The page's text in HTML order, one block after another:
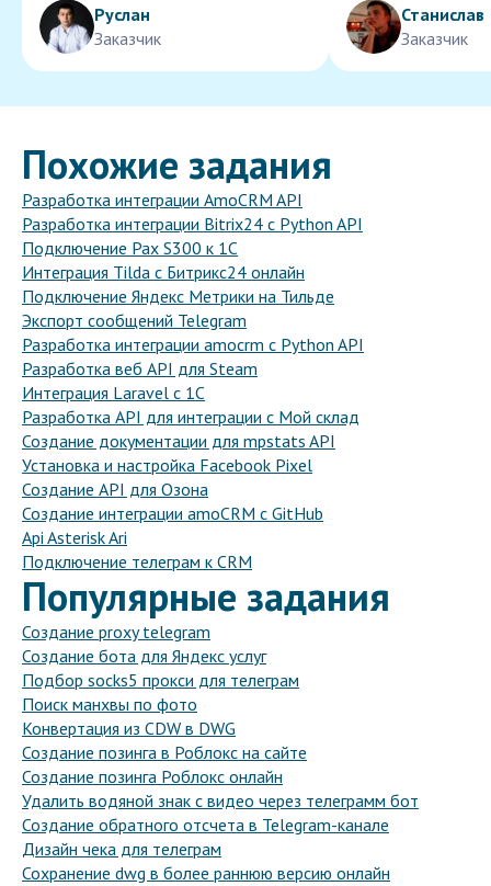
Руслан
Заказчик
Станислав
Заказчик
Похожие задания
Разработка интеграции AmoCRM API
Разработка интеграции Bitrix24 с Python API
Подключение Pax S300 к 1С
Интеграция Tilda с Битрикс24 онлайн
Подключение Яндекс Метрики на Тильде
Экспорт сообщений Telegram
Разработка интеграции amocrm с Python API
Разработка веб API для Steam
Интеграция Laravel с 1С
Разработка API для интеграции с Мой склад
Создание документации для mpstats API
Установка и настройка Facebook Pixel
Создание API для Озона
Создание интеграции amoCRM с GitHub
Api Asterisk Ari
Подключение телеграм к CRM
Популярные задания
Создание proxy telegram
Создание бота для Яндекс услуг
Подбор socks5 прокси для телеграм
Поиск манхвы по фото
Конвертация из CDW в DWG
Создание позинга в Роблокс на сайте
Создание позинга Роблокс онлайн
Удалить водяной знак с видео через телеграмм бот
Создание обратного отсчета в Telegram-канале
Дизайн чека для телеграм
Сохранение dwg в более раннюю версию онлайн